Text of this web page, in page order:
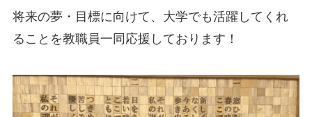
将来の夢・目標に向けて、大学でも活躍してくれ
ることを教職員一同応援しております！